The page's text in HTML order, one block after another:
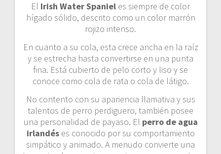
El Irish Water Spaniel es siempre de color
hígado sólido, descrito como un color marrón
rojizo intenso.
En cuanto a su cola, esta crece ancha en la raíz
y se estrecha hasta convertirse en una punta
fina. Está cubierto de pelo corto y liso y se
conoce como cola de rata o cola de látigo.
No contento con su apariencia llamativa y sus
talentos de perro perdiguero, también posee
una personalidad de payaso. El perro de agua
irlandéses conocido por su comportamiento
simpático y animado. A menudo convierte una